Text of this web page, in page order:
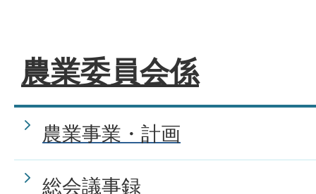
農業委員会係
農業事業・計画
総会議事録